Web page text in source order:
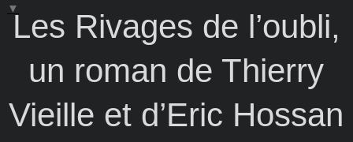
▼Les Rivages de l’oubli,
un roman de Thierry
Vieille et d’Eric Hossan